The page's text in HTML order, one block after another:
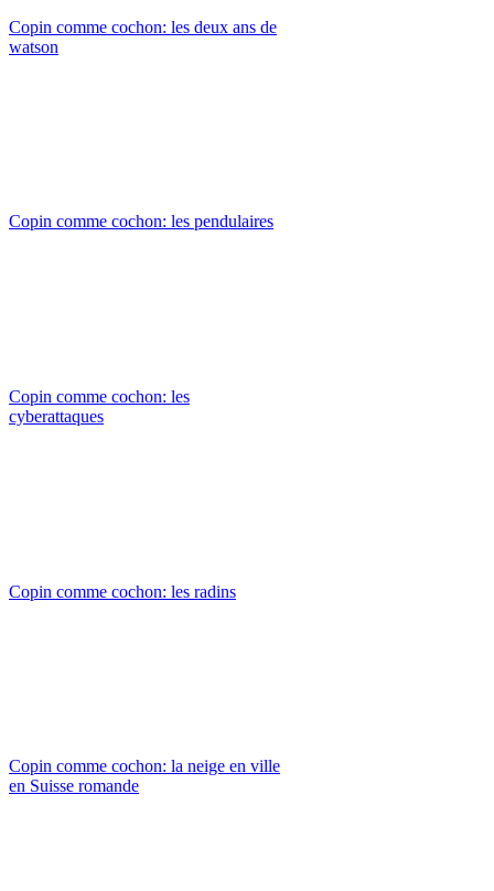
Copin comme cochon: les deux ans de
watson
Copin comme cochon: les pendulaires
Copin comme cochon: les
cyberattaques
Copin comme cochon: les radins
Copin comme cochon: la neige en ville
en Suisse romande